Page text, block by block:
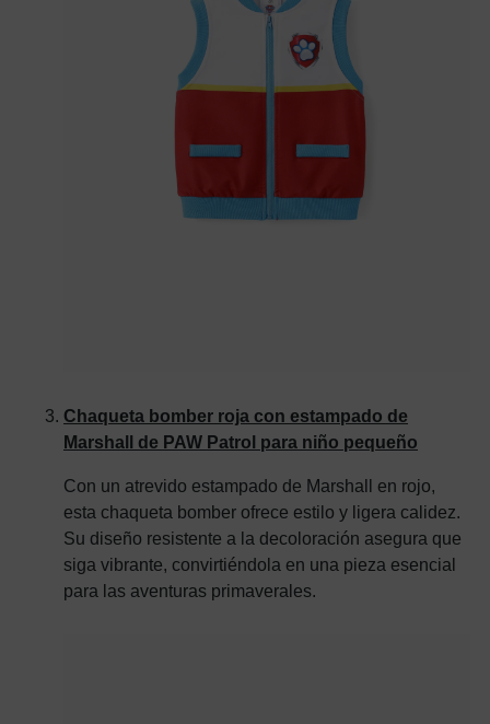
Chaqueta bomber roja con estampado de
Marshall de PAW Patrol para niño pequeño
Con un atrevido estampado de Marshall en rojo,
esta chaqueta bomber ofrece estilo y ligera calidez.
Su diseño resistente a la decoloración asegura que
siga vibrante, convirtiéndola en una pieza esencial
para las aventuras primaverales.